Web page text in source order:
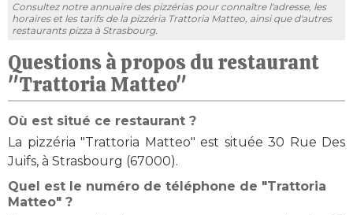
Consultez notre annuaire des pizzérias pour connaître l'adresse, les
horaires et les tarifs de la pizzéria Trattoria Matteo, ainsi que d'autres
restaurants pizza à Strasbourg.
Questions à propos du restaurant
"Trattoria Matteo"
Où est situé ce restaurant ?
La pizzéria "Trattoria Matteo" est située 30 Rue Des
Juifs, à Strasbourg (67000).
Quel est le numéro de téléphone de "Trattoria
Matteo" ?